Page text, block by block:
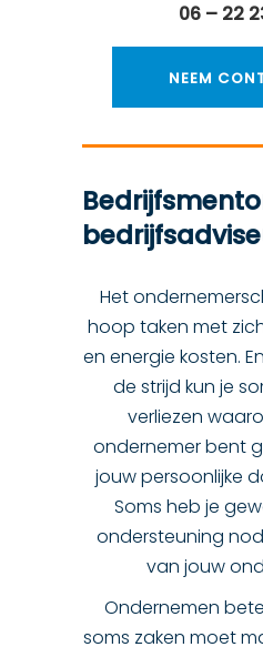
06 – 22
NEEM
Het
hoop taken met
en energie kosten.
de strijd kun je
verliezen
ondernemer bent
jouw persoonlijke
Soms heb je
ondersteuning
van jouw
Ondernemen
soms zaken moet